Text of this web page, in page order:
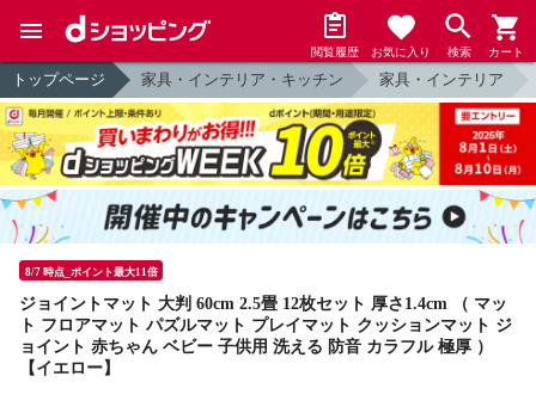
閲覧履歴 お気に入り 検索 カート
トップページ 家具・インテリア・キッチン 家具・インテリア
8/7 時点_ポイント最大11倍
ジョイントマット 大判 60cm 2.5畳 12枚セット 厚さ1.4cm （ マッ
ト フロアマット パズルマット プレイマット クッションマット ジ
ョイント 赤ちゃん ベビー 子供用 洗える 防音 カラフル 極厚 ）
【イエロー】